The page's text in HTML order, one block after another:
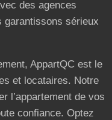
des agences
garantissons sérieux
AppartQC est le
et locataires. Notre
l’appartement de vos
confiance. Optez